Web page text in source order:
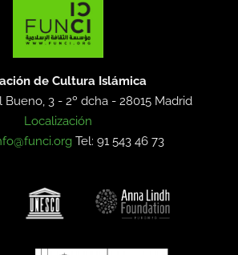
de Cultura Islámica
Bueno, 3 - 2º dcha -28015 Madrid
Localización
Tel: 91 543 46 73